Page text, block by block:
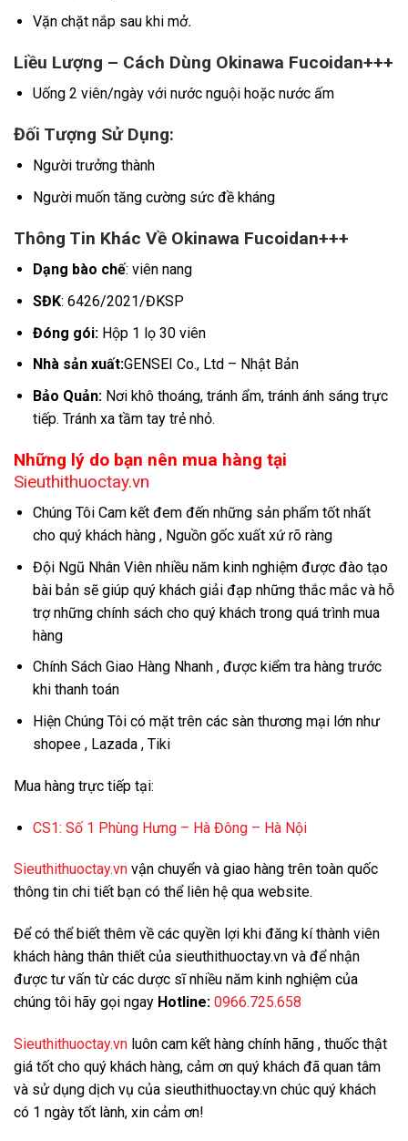
Vặn chặt nắp sau khi mở.
Liều Lượng – Cách Dùng Okinawa Fucoidan+++
Uống 2 viên/ngày với nước nguội hoặc nước ấm
Đối Tượng Sử Dụng:
Người trưởng thành
Người muốn tăng cường sức đề kháng
Thông Tin Khác Về Okinawa Fucoidan+++
Dạng bào chế: viên nang
SĐK: 6426/2021/ĐKSP
Đóng gói: Hộp 1 lọ 30 viên
Nhà sản xuất:GENSEI Co., Ltd – Nhật Bản
Bảo Quản: Nơi khô thoáng, tránh ẩm, tránh ánh sáng trực
tiếp. Tránh xa tầm tay trẻ nhỏ.
Những lý do bạn nên mua hàng tại
Sieuthithuoctay.vn
Chúng Tôi Cam kết đem đến những sản phẩm tốt nhất
cho quý khách hàng , Nguồn gốc xuất xứ rõ ràng
Đội Ngũ Nhân Viên nhiều năm kinh nghiệm được đào tạo
bài bản sẽ giúp quý khách giải đạp những thắc mắc và hỗ
trợ những chính sách cho quý khách trong quá trình mua
hàng
Chính Sách Giao Hàng Nhanh , được kiểm tra hàng trước
khi thanh toán
Hiện Chúng Tôi có mặt trên các sàn thương mại lớn như
shopee , Lazada , Tiki
Mua hàng trực tiếp tại:
CS1: Số 1 Phùng Hưng – Hà Đông – Hà Nội
Sieuthithuoctay.vn vận chuyển và giao hàng trên toàn quốc
thông tin chi tiết bạn có thể liên hệ qua website.
Để có thể biết thêm về các quyền lợi khi đăng kí thành viên
khách hàng thân thiết của sieuthithuoctay.vn và để nhận
được tư vấn từ các dược sĩ nhiều năm kinh nghiệm của
chúng tôi hãy gọi ngay Hotline: 0966.725.658
Sieuthithuoctay.vn luôn cam kết hàng chính hãng , thuốc thật
giá tốt cho quý khách hàng, cảm ơn quý khách đã quan tâm
và sử dụng dịch vụ của sieuthithuoctay.vn chúc quý khách
có 1 ngày tốt lành, xin cảm ơn!